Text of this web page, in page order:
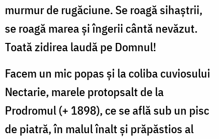
murmur de rugăciune. Se roagă sihaştrii,
se roagă marea și îngerii cântă nevăzut.
Toată zidirea laudă pe Domnul!
Facem un mic popas şi la coliba cuviosului
Nectarie, marele protopsalt de la
Prodromul (+ 1898), ce se află sub un pisc
de piatră, în malul înalt şi prăpăstios al